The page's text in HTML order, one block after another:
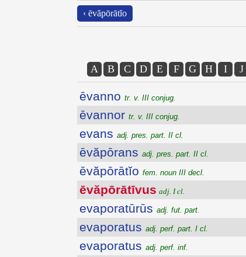
‹ ēvăpōrātĭo
A B C D E F G H I J
ēvanno tr. v. III conjug.
ēvannor tr. v. III conjug.
evans adj. pres. part. II cl.
ēvăpōrans adj. pres. part. II cl.
ēvăpōrātĭo fem. noun III decl.
ēvăpōrātīvus adj. I cl.
evaporatūrūs adj. fut. part.
evaporatus adj. perf. part. I cl.
evaporatus adj. perf. inf.